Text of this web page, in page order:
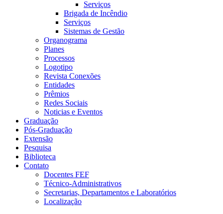
Serviços
Brigada de Incêndio
Serviços
Sistemas de Gestão
Organograma
Planes
Processos
Logotipo
Revista Conexões
Entidades
Prêmios
Redes Sociais
Noticias e Eventos
Graduação
Pós-Graduação
Extensão
Pesquisa
Biblioteca
Contato
Docentes FEF
Técnico-Administrativos
Secretarias, Departamentos e Laboratórios
Localização